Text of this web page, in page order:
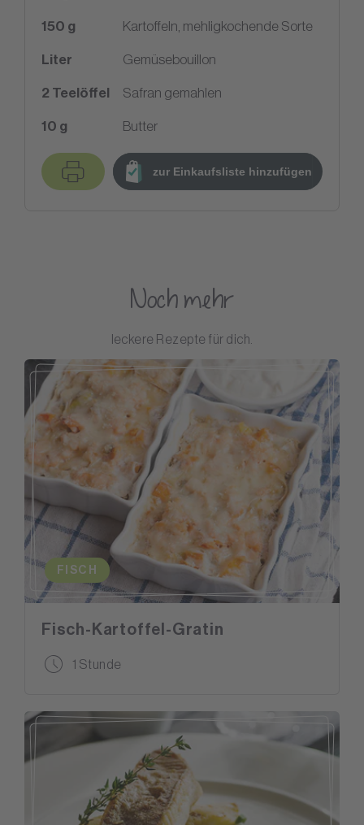
150 g Kartoffeln, mehligkochende Sorte
Liter Gemüsebouillon
2 Teelöffel Safran gemahlen
10 g Butter
zur Einkaufsliste hinzufügen
Noch mehr
leckere Rezepte für dich.
FISCH
Fisch-Kartoffel-Gratin
1 Stunde